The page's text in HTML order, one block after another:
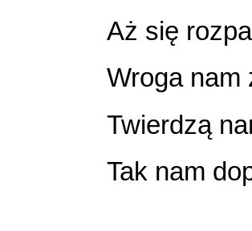
Aż się
Wroga nam
Twierdzą
Tak nam